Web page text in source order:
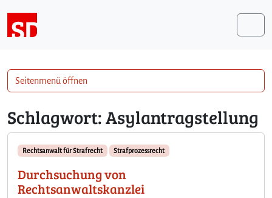
Schlagwort:Asylantragstellung
Rechtsanwalt für Strafrecht Strafprozessrecht
Durchsuchung von
Rechtsanwaltskanzlei
Seitenmenü öffnen